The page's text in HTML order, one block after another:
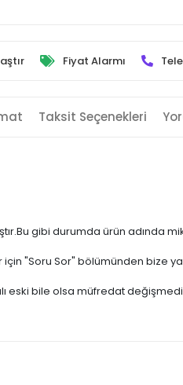
Fiyat Alarmı
Taksit Seçenekleri
gibi durumda ürün
"Soru Sor" bölümünden bize
eski bile olsa müfredat